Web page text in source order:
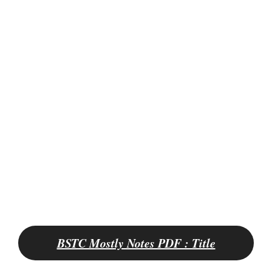
BSTC Mostly Notes PDF : Title